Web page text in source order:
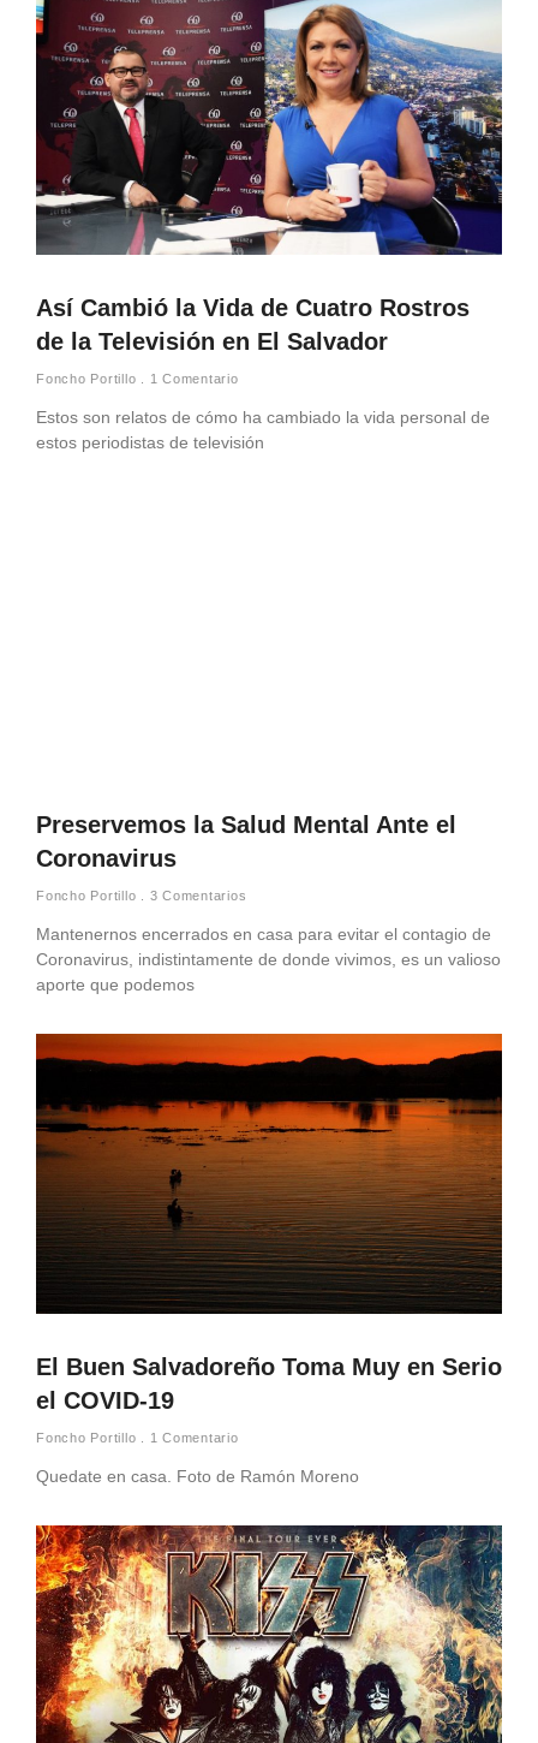
Así Cambió la Vida de Cuatro Rostros
de la Televisión en El Salvador
Foncho Portillo 1 Comentario
Estos son relatos de cómo ha cambiado la vida personal de
estos periodistas de televisión
Preservemos la Salud Mental Ante el
Coronavirus
Foncho Portillo 3 Comentarios
Mantenernos encerrados en casa para evitar el contagio de
Coronavirus, indistintamente de donde vivimos, es un valioso
aporte que podemos
El Buen Salvadoreño Toma Muy en Serio
el COVID-19
Foncho Portillo 1 Comentario
Quedate en casa. Foto de Ramón Moreno